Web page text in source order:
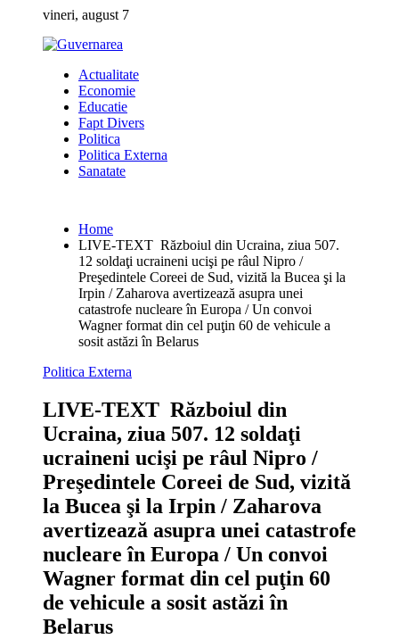
content
vineri, august 7
Actualitate
Economie
Educatie
Fapt Divers
Politica
Politica Externa
Sanatate
Home
LIVE-TEXT Războiul din Ucraina, ziua 507.
12 soldaţi ucraineni ucişi pe râul Nipro /
Preşedintele Coreei de Sud, vizită la Bucea şi la
Irpin / Zaharova avertizează asupra unei
catastrofe nucleare în Europa / Un convoi
Wagner format din cel puţin 60 de vehicule a
sosit astăzi în Belarus
Politica Externa
LIVE-TEXT Războiul din
Ucraina, ziua 507. 12 soldaţi
ucraineni ucişi pe râul Nipro /
Preşedintele Coreei de Sud, vizită
la Bucea şi la Irpin / Zaharova
avertizează asupra unei catastrofe
nucleare în Europa / Un convoi
Wagner format din cel puţin 60
de vehicule a sosit astăzi în
Belarus